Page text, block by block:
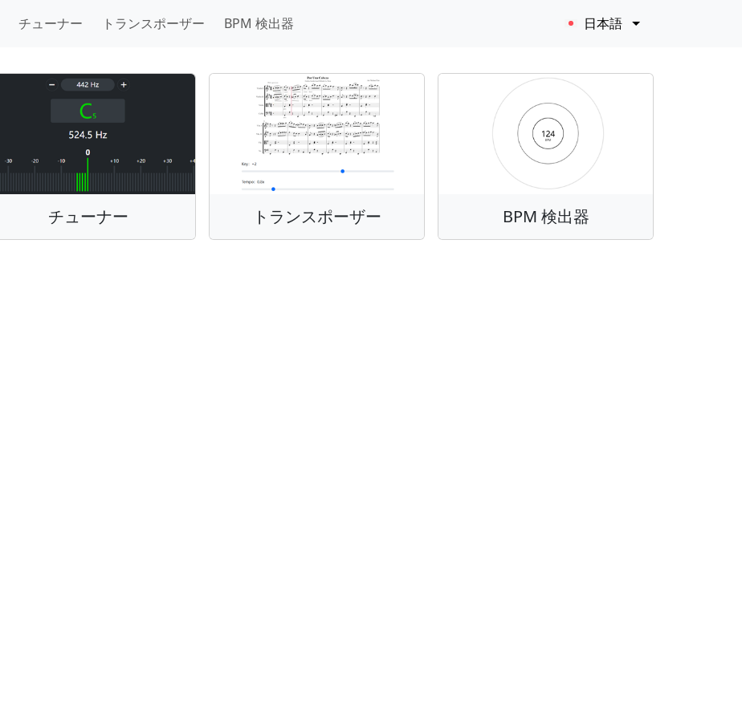
チューナー トランスポーザー BPM 検出器 日本語
チューナー トランスポーザー BPM 検出器